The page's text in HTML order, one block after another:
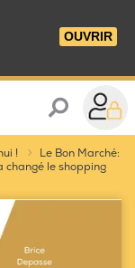
OUVRIR
!
Le Bon Marché:
changé le shopping